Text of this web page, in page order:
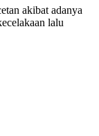
akibat adanya
lalu